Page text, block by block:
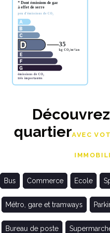
quartierAVEC
Bus Commerce Ecole
Métro, gare et tramways
Bureau de poste